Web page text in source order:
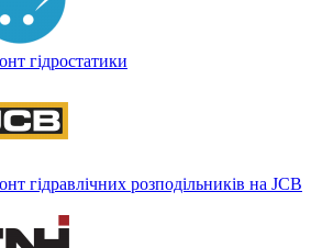
гідростатики
гідравлічних розподільників на JCB